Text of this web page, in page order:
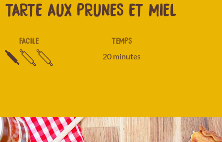
TARTE AUX PRUNES ET MIEL
FACILE TEMPS
20 minutes